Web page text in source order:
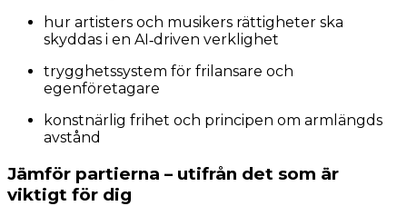
hur artisters och musikers rättigheter ska
skyddas i en AI‑driven verklighet
trygghetssystem för frilansare och
egenföretagare
konstnärlig frihet och principen om armlängds
avstånd
Jämför partierna – utifrån det som är
viktigt för dig